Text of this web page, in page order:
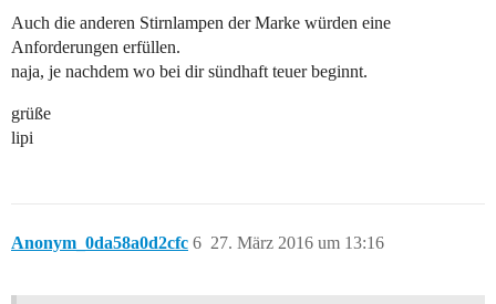
Auch die anderen Stirnlampen der Marke würden eine
Anforderungen erfüllen.
naja, je nachdem wo bei dir sündhaft teuer beginnt.
grüße
lipi
Anonym_0da58a0d2cfc 27. März 2016 um 13:16
6